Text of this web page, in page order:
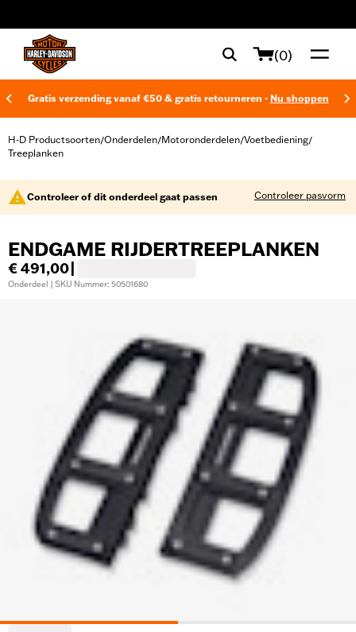
(0)
Gratis verzending vanaf €50 & gratis retourneren - Nu shoppen
H-D Productsoorten/Onderdelen/Motoronderdelen/Voetbediening/
Treeplanken
Controleer of dit onderdeel gaat passen Controleer pasvorm
ENDGAME RIJDERTREEPLANKEN
€ 491,00
Onderdeel | SKU Nummer: 50501680